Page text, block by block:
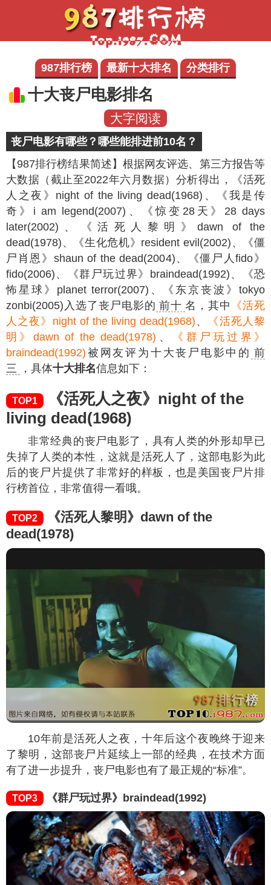
987排行榜 最新十大排名 分类排行
十大丧尸电影排名
大字阅读
丧尸电影有哪些？哪些能排进前10名？
【987排行榜结果简述】 根据网友评选、第三方报告等
大数据（截止至2022年六月数据）分析得出，《活死
人之夜》night of the living dead(1968)、《我是传
奇》i am legend(2007)、《惊变28天》28 days
later(2002)、《活死人黎明》dawn of the
dead(1978)、《生化危机》resident evil(2002)、《僵
尸肖恩》shaun of the dead(2004)、《僵尸人fido》
fido(2006)、《群尸玩过界》braindead(1992)、《恐
怖星球》planet terror(2007)、《东京丧波》tokyo
zonbi(2005)入选了丧尸电影的 前十 名，其中
《活死
人之夜》night of the living dead(1968) 、
《活死人黎
明》dawn of the dead(1978) 、
《群尸玩过界》
braindead(1992) 被网友评为十大丧尸电影中的 前
三
，具体十大排名信息如下：
TOP1
《活死人之夜》night of the
living dead(1968)
非常经典的丧尸电影了，具有人类的外形却早已
失掉了人类的本性，这就是活死人了，这部电影为此
后的丧尸片提供了非常好的样板，也是美国丧尸片排
行榜首位，非常值得一看哦。
TOP2
《活死人黎明》dawn of the
dead(1978)
10年前是活死人之夜，十年后这个夜晚终于迎来
了黎明，这部丧尸片延续上一部的经典，在技术方面
有了进一步提升，丧尸电影也有了最正规的“标准”。
TOP3 《群尸玩过界》braindead(1992)